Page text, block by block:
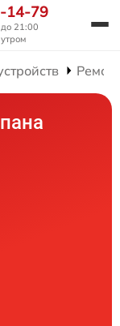
14-79
21:00